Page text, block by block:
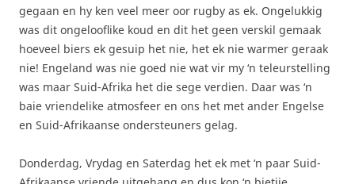
gegaan en hy ken veel meer oor rugby as ek. Ongelukkig
was dit ongelooflike koud en dit het geen verskil gemaak
hoeveel biers ek gesuip het nie, het ek nie warmer geraak
nie! Engeland was nie goed nie wat vir my ‘n teleurstelling
was maar Suid-Afrika het die sege verdien. Daar was ‘n
baie vriendelike atmosfeer en ons het met ander Engelse
en Suid-Afrikaanse ondersteuners gelag.
Donderdag, Vrydag en Saterdag het ek met ‘n paar Suid-